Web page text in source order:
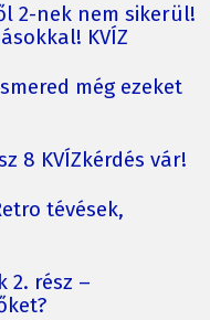
2-nek nem sikerül!
KVÍZ
még ezeket
8 KVÍZkérdés vár!
tévések,
2. rész –